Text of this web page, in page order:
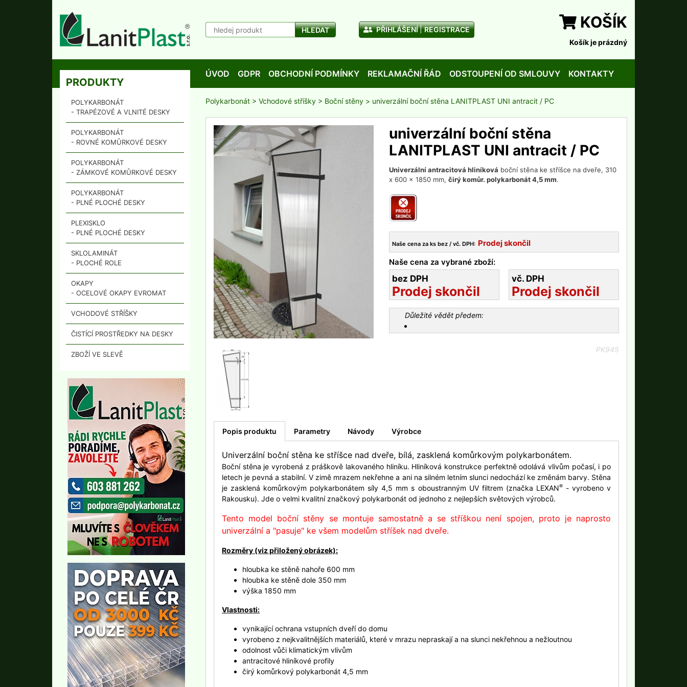
HLEDAT PŘIHLÁŠENÍ REGISTRACE KOŠÍK
Košík je prázdný
ÚVOD GDPR OBCHODNÍ PODMÍNKY REKLAMAČNÍ ŘÁD ODSTOUPENÍ OD SMLOUVY KONTAKTY
PRODUKTY
POLYKARBONÁT
- TRAPÉZOVÉ A VLNITÉ DESKY
POLYKARBONÁT
- ROVNÉ KOMŮRKOVÉ DESKY
POLYKARBONÁT
- ZÁMKOVÉ KOMŮRKOVÉ DESKY
POLYKARBONÁT
- PLNÉ PLOCHÉ DESKY
PLEXISKLO
- PLNÉ PLOCHÉ DESKY
SKLOLAMINÁT
- PLOCHÉ ROLE
OKAPY
- OCELOVÉ OKAPY EVROMAT
VCHODOVÉ STŘÍŠKY
ČISTÍCÍ PROSTŘEDKY NA DESKY
ZBOŽÍ VE SLEVĚ
Polykarbonát > Vchodové stříšky > Boční stěny > univerzální boční stěna LANITPLAST UNI antracit / PC
univerzální boční stěna
LANITPLAST UNI antracit / PC
Univerzální antracitová hliníková boční stěna ke stříšce na dveře, 310
x 600 x 1850 mm, čirý komůr. polykarbonát 4,5 mm.
Naše cena za ks bez / vč. DPH: Prodej skončil
Naše cena za vybrané zboží:
bez DPH
Prodej skončil
vč. DPH
Prodej skončil
Důležité vědět předem:
PK945
Popis produktu Parametry Návody Výrobce
Univerzální boční stěna ke stříšce nad dveře, bílá, zasklená komůrkovým polykarbonátem.
Boční stěna je vyrobená z práškově lakovaného hliníku. Hliníková konstrukce perfektně odolává vlivům počasí, i po
letech je pevná a stabilní. V zimě mrazem nekřehne a ani na silném letním slunci nedochází ke změnám barvy. Stěna
je zasklená komůrkovým polykarbonátem síly 4,5 mm s oboustranným UV filtrem (značka LEXAN®- vyrobeno v
Rakousku). Jde o velmi kvalitní značkový polykarbonát od jednoho z nejlepších světových výrobců.
Tento model boční stěny se montuje samostatně a se stříškou není spojen, proto je naprosto
univerzální a "pasuje" ke všem modelům stříšek nad dveře.
Rozměry (viz přiložený obrázek):
hloubka ke stěně nahoře 600 mm
hloubka ke stěně dole 350 mm
výška 1850 mm
Vlastnosti:
vynikající ochrana vstupních dveří do domu
vyrobeno z nejkvalitnějších materiálů, které v mrazu nepraskají a na slunci nekřehnou a nežloutnou
odolnost vůči klimatickým vlivům
antracitové hliníkové profily
čirý komůrkový polykarbonát 4,5 mm